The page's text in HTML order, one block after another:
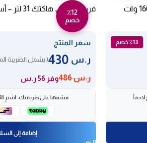
قدر ضغط كهربائي اكسبير 12 لتر – 1600 وات
٪13 خصم
٪12
خصم
فرن كهربائي هاكتك 31 لتر – أسود HEO2651
سعر المنتج
ر.س ( يشمل الضريبة
ر.س486 وفر 56 ر.س
قسّمها على طريقتك، اشترِ
إضافة إلى